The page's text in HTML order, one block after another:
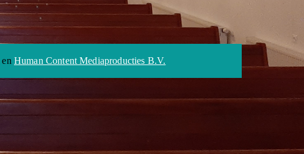
en Human Content Mediaproducties B.V.